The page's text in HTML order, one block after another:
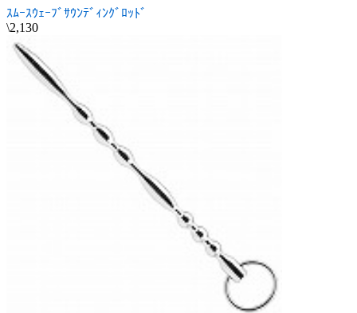
ｽﾑｰｽｳｪｰﾌﾞｻｳﾝﾃﾞｨﾝｸﾞﾛｯﾄﾞ
\2,130